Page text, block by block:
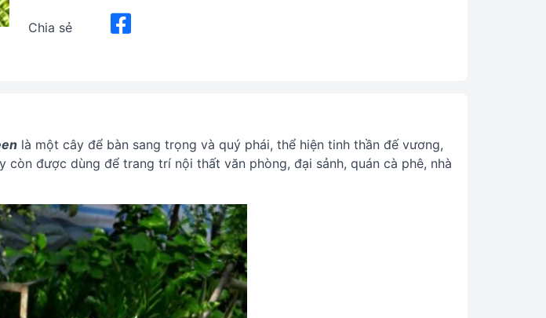
Chia sẻ
là một cây để bàn sang trọng và quý phái, thể hiện tinh thần đế vương,
được dùng để trang trí nội thất văn phòng, đại sảnh, quán cà phê, nhà